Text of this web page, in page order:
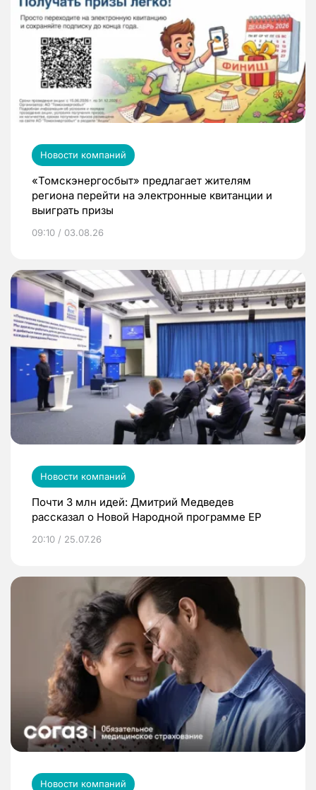
Новости компаний
«Томскэнергосбыт» предлагает жителям
региона перейти на электронные квитанции и
выиграть призы
09:10 / 03.08.26
Новости компаний
Почти 3 млн идей: Дмитрий Медведев
рассказал о Новой Народной программе ЕР
20:10 / 25.07.26
Новости компаний